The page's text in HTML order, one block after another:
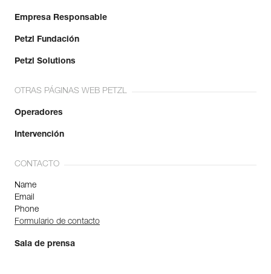
Empresa Responsable
Petzl Fundación
Petzl Solutions
OTRAS PÁGINAS WEB PETZL
Operadores
Intervención
CONTACTO
Name
Email
Phone
Formulario de contacto
Sala de prensa